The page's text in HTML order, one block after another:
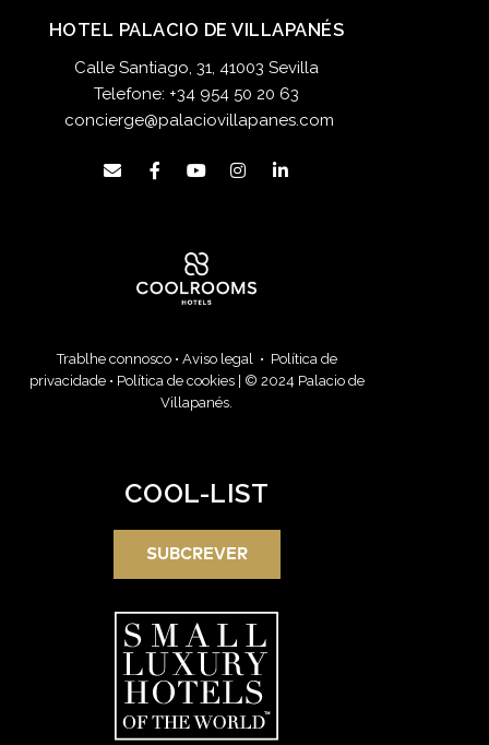
HOTEL PALACIO DE VILLAPANÉS
Calle Santiago, 31, 41003 Sevilla
Telefone: +34 954 50 20 63
concierge@palaciovillapanes.com
Trablhe connosco • Aviso legal • Política de
privacidade • Política de cookies| © 2024 Palacio de
Villapanés.
COOL-LIST
SUBCREVER